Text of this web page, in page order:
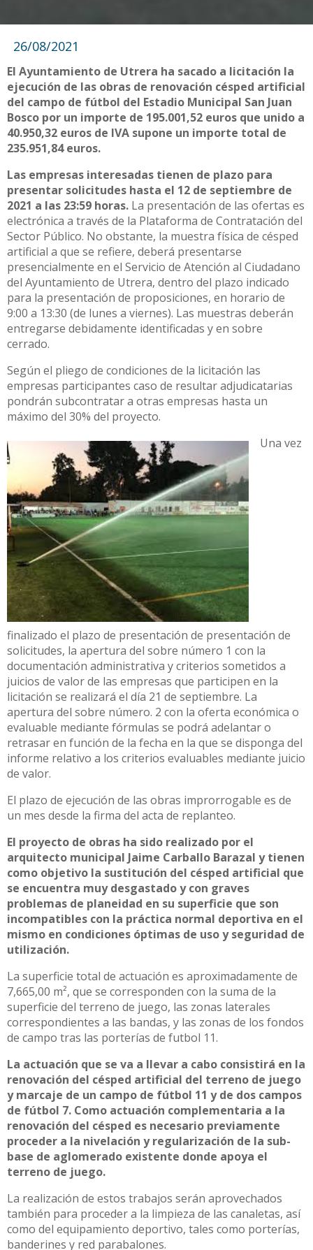
26/08/2021
El Ayuntamiento de Utrera ha sacado a licitación la
ejecución de las obras de renovación césped artificial
del campo de fútbol del Estadio Municipal San Juan
Bosco por un importe de 195.001,52 euros que unido a
40.950,32 euros de IVA supone un importe total de
235.951,84 euros.
Las empresas interesadas tienen de plazo para
presentar solicitudes hasta el 12 de septiembre de
2021 a las 23:59 horas. La presentación de las ofertas es
electrónica a través de la Plataforma de Contratación del
Sector Público. No obstante, la muestra física de césped
artificial a que se refiere, deberá presentarse
presencialmente en el Servicio de Atención al Ciudadano
del Ayuntamiento de Utrera, dentro del plazo indicado
para la presentación de proposiciones, en horario de
9:00 a 13:30 (de lunes a viernes). Las muestras deberán
entregarse debidamente identificadas y en sobre
cerrado.
Según el pliego de condiciones de la licitación las
empresas participantes caso de resultar adjudicatarias
pondrán subcontratar a otras empresas hasta un
máximo del 30% del proyecto.
Una vez
finalizado el plazo de presentación de presentación de
solicitudes, la apertura del sobre número 1 con la
documentación administrativa y criterios sometidos a
juicios de valor de las empresas que participen en la
licitación se realizará el día 21 de septiembre. La
apertura del sobre número. 2 con la oferta económica o
evaluable mediante fórmulas se podrá adelantar o
retrasar en función de la fecha en la que se disponga del
informe relativo a los criterios evaluables mediante juicio
de valor.
El plazo de ejecución de las obras improrrogable es de
un mes desde la firma del acta de replanteo.
El proyecto de obras ha sido realizado por el
arquitecto municipal Jaime Carballo Barazal y tienen
como objetivo la sustitución del césped artificial que
se encuentra muy desgastado y con graves
problemas de planeidad en su superficie que son
incompatibles con la práctica normal deportiva en el
mismo en condiciones óptimas de uso y seguridad de
utilización.
La superficie total de actuación es aproximadamente de
7,665,00 m², que se corresponden con la suma de la
superficie del terreno de juego, las zonas laterales
correspondientes a las bandas, y las zonas de los fondos
de campo tras las porterías de futbol 11.
La actuación que se va a llevar a cabo consistirá en la
renovación del césped artificial del terreno de juego
y marcaje de un campo de fútbol 11 y de dos campos
de fútbol 7. Como actuación complementaria a la
renovación del césped es necesario previamente
proceder a la nivelación y regularización de la sub-
base de aglomerado existente donde apoya el
terreno de juego.
La realización de estos trabajos serán aprovechados
también para proceder a la limpieza de las canaletas, así
como del equipamiento deportivo, tales como porterías,
banderines y red parabalones.